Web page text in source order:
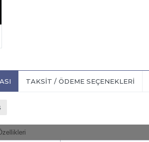
TAKSIT / ÖDEME SEÇENEKLERI